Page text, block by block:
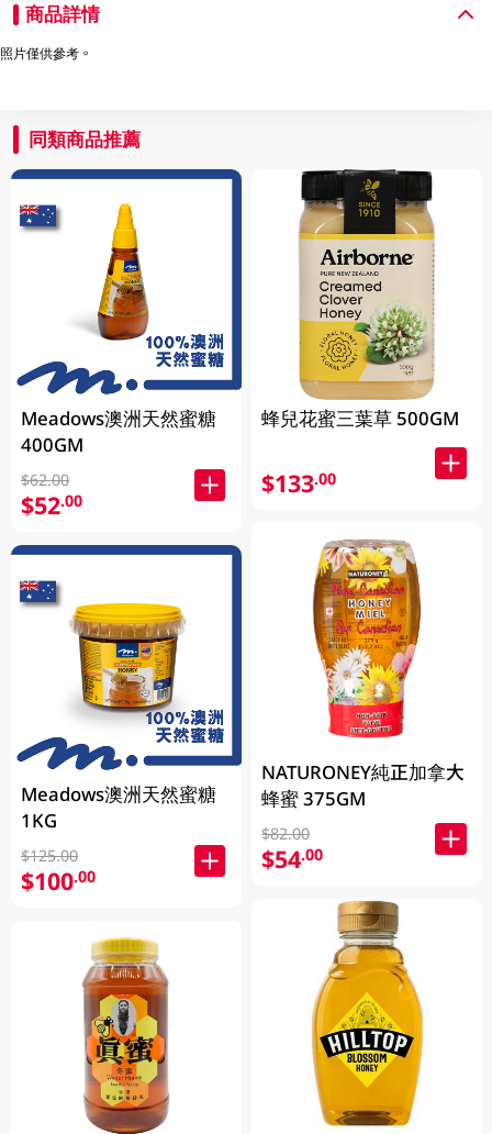
商品詳情
照片僅供參考。
同類商品推薦
Meadows澳洲天然蜜糖
400GM
$62.00
$52.00
Meadows澳洲天然蜜糖
1KG
$125.00
$100.00
蜂兒花蜜三葉草 500GM
$133.00
NATURONEY純正加拿大
蜂蜜 375GM
$82.00
$54.00